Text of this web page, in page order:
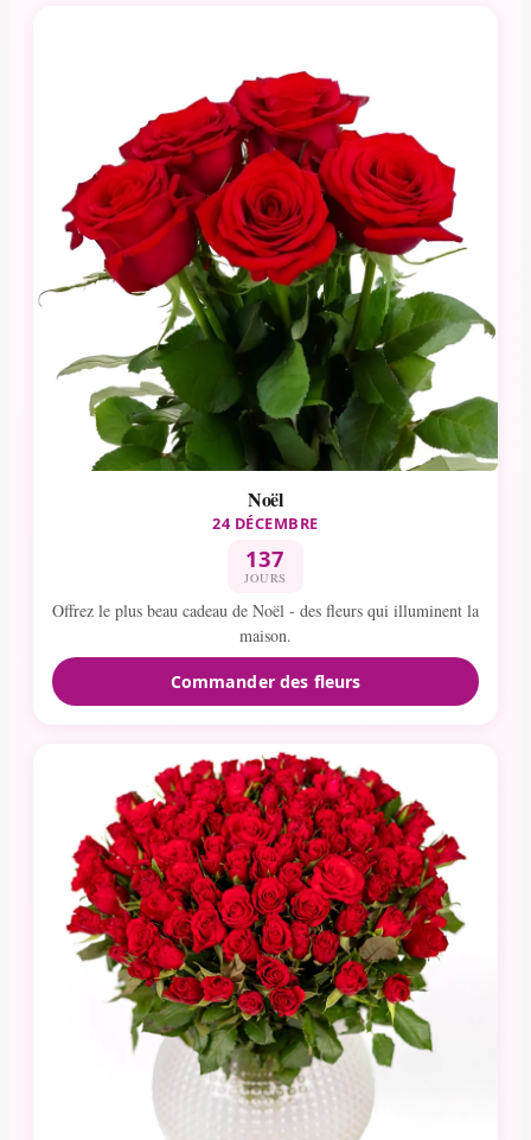
Noël
24 DÉCEMBRE
137
JOURS
Offrez le plus beau cadeau de Noël - des fleurs qui illuminent la
maison.
Commander des fleurs